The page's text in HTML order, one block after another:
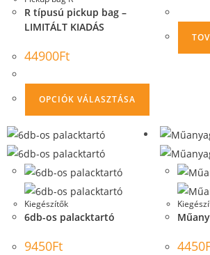
R típusú pickup bag –
LIMITÁLT KIADÁS
44900Ft
OPCIÓK VÁLASZTÁSA
Kiegészítők
6db-os palacktartó
9450Ft 4450